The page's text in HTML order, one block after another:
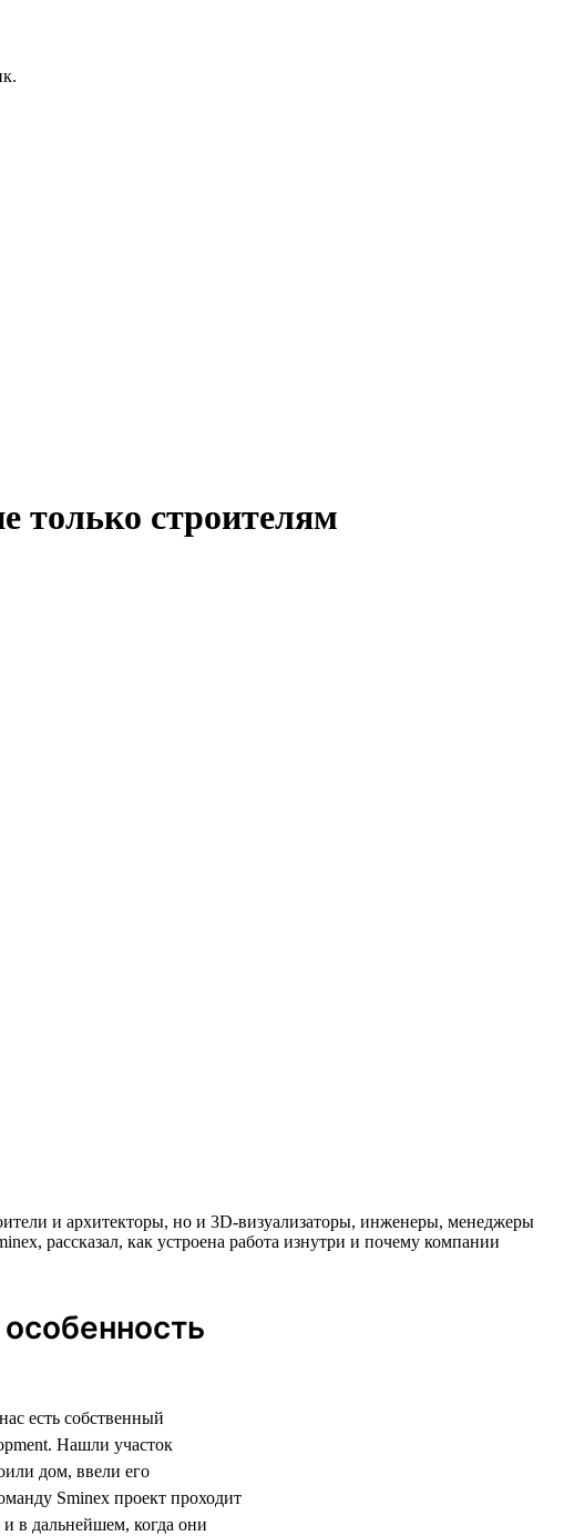
только строителям
и архитекторы, но и 3D-визуализаторы, инженеры, менеджеры
рассказал, как устроена работа изнутри и почему компании
есть собственный
Нашли участок
дом, ввели его
Sminex проект проходит
в дальнейшем, когда они